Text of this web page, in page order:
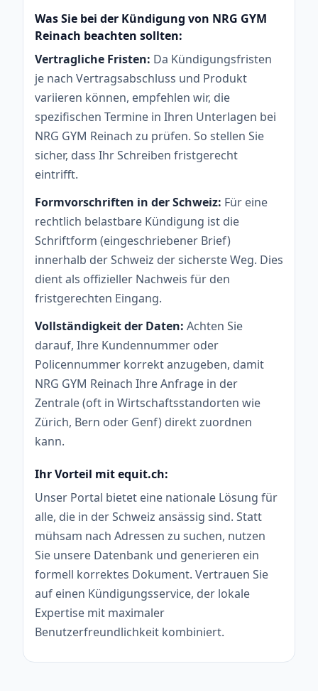
Was Sie bei der Kündigung von NRG GYM
Reinach beachten sollten:
Vertragliche Fristen: Da Kündigungsfristen
je nach Vertragsabschluss und Produkt
variieren können, empfehlen wir, die
spezifischen Termine in Ihren Unterlagen bei
NRG GYM Reinach zu prüfen. So stellen Sie
sicher, dass Ihr Schreiben fristgerecht
eintrifft.
Formvorschriften in der Schweiz: Für eine
rechtlich belastbare Kündigung ist die
Schriftform (eingeschriebener Brief)
innerhalb der Schweiz der sicherste Weg. Dies
dient als offizieller Nachweis für den
fristgerechten Eingang.
Vollständigkeit der Daten: Achten Sie
darauf, Ihre Kundennummer oder
Policennummer korrekt anzugeben, damit
NRG GYM Reinach Ihre Anfrage in der
Zentrale (oft in Wirtschaftsstandorten wie
Zürich, Bern oder Genf) direkt zuordnen
kann.
Ihr Vorteil mit equit.ch:
Unser Portal bietet eine nationale Lösung für
alle, die in der Schweiz ansässig sind. Statt
mühsam nach Adressen zu suchen, nutzen
Sie unsere Datenbank und generieren ein
formell korrektes Dokument. Vertrauen Sie
auf einen Kündigungsservice, der lokale
Expertise mit maximaler
Benutzerfreundlichkeit kombiniert.